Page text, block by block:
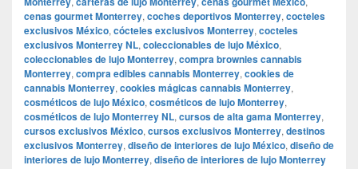
cenas gourmet Monterrey, coches deportivos Monterrey, cocteles
exclusivos México, cócteles exclusivos Monterrey, cocteles
exclusivos Monterrey NL, coleccionables de lujo México,
coleccionables de lujo Monterrey, compra brownies cannabis
Monterrey, compra edibles cannabis Monterrey, cookies de
cannabis Monterrey, cookies mágicas cannabis Monterrey,
cosméticos de lujo México, cosméticos de lujo Monterrey,
cosméticos de lujo Monterrey NL, cursos de alta gama Monterrey,
cursos exclusivos México, cursos exclusivos Monterrey, destinos
exclusivos Monterrey, diseño de interiores de lujo México, diseño de
interiores de lujo Monterrey, diseño de interiores de lujo Monterrey